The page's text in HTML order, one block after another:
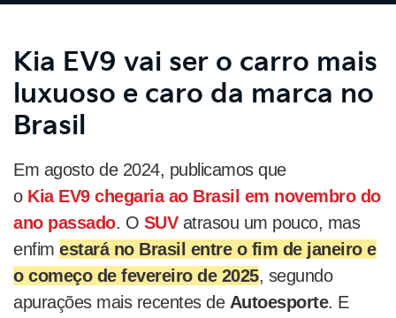
Kia EV9 vai ser o carro mais
luxuoso e caro da marca no
Brasil
Em agosto de 2024, publicamos que
o Kia EV9 chegaria ao Brasil em novembro do
ano passado. O SUVatrasou um pouco, mas
enfim estará no Brasil entre o fim de janeiro e
o começo de fevereiro de 2025, segundo
apurações mais recentes de Autoesporte. E